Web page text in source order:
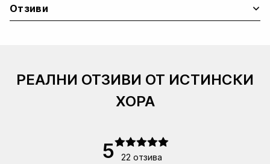
Отзиви
РЕАЛНИ ОТЗИВИ ОТ ИСТИНСКИ
ХОРА
5 22 отзива